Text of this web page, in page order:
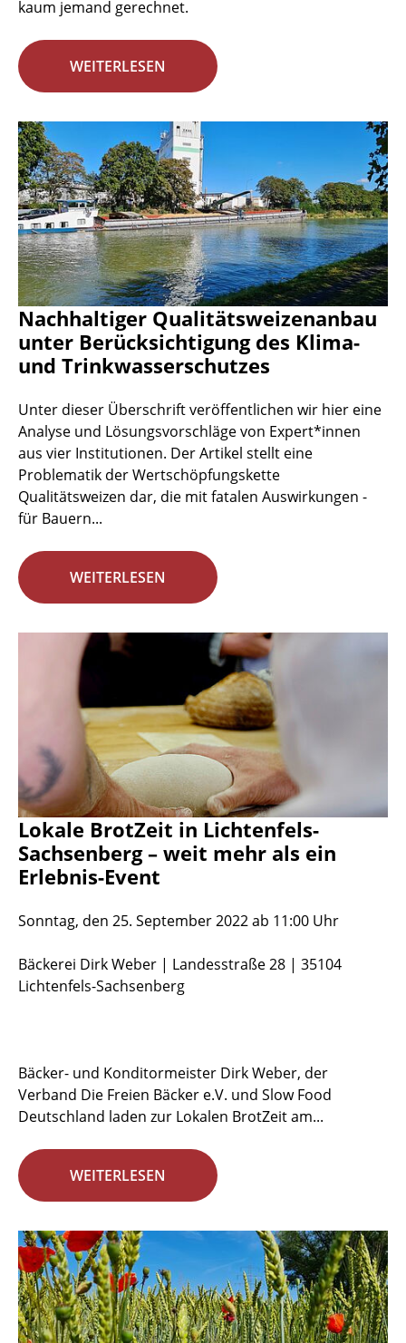
kaum jemand gerechnet.
WEITERLESEN
Nachhaltiger Qualitätsweizenanbau
unter Berücksichtigung des Klima-
und Trinkwasserschutzes
Unter dieser Überschrift veröffentlichen wir hier eine
Analyse und Lösungsvorschläge von Expert*innen
aus vier Institutionen. Der Artikel stellt eine
Problematik der Wertschöpfungskette
Qualitätsweizen dar, die mit fatalen Auswirkungen -
für Bauern...
WEITERLESEN
Lokale BrotZeit in Lichtenfels-
Sachsenberg – weit mehr als ein
Erlebnis-Event
Sonntag, den 25. September 2022 ab 11:00 Uhr
Bäckerei Dirk Weber | Landesstraße 28 | 35104
Lichtenfels-Sachsenberg
Bäcker- und Konditormeister Dirk Weber, der
Verband Die Freien Bäcker e.V. und Slow Food
Deutschland laden zur Lokalen BrotZeit am...
WEITERLESEN